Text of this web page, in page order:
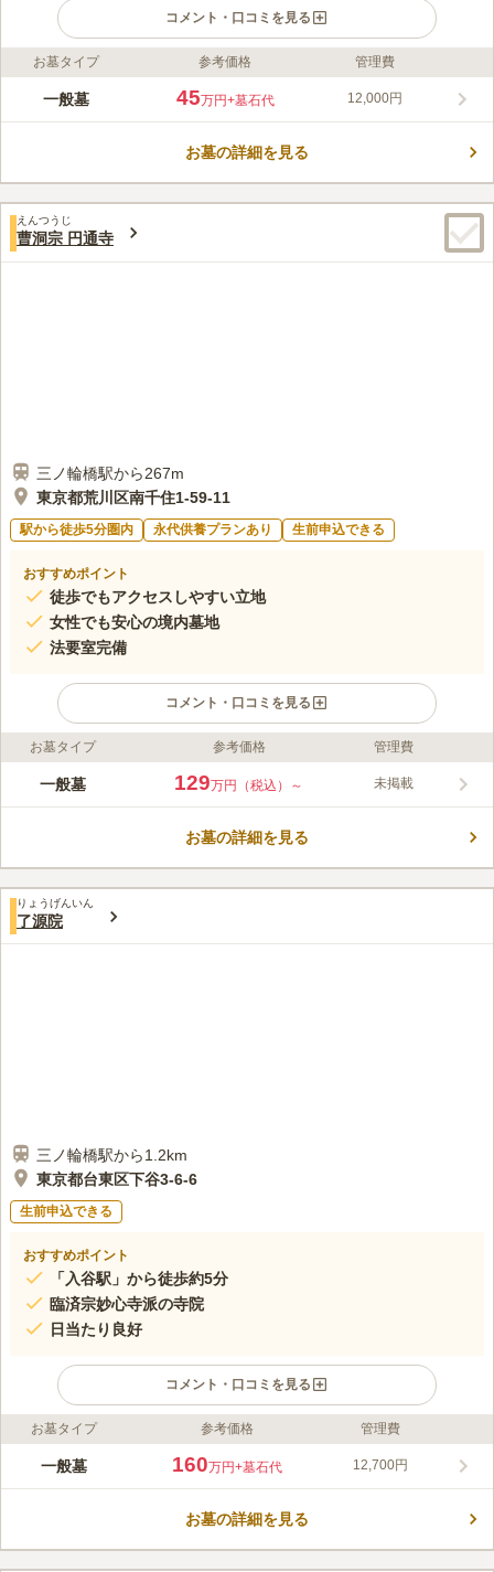
コメント・口コミを見る
ライフドット編集部のコメント
幕末の志士「吉田松陰」をはじめ、数多くの偉人を祭る、歴史あ
した。お年寄りや車いすの方でも安心してりようすることができ
口コミ評価
みんなの評価
40代女性
駅から非常に近いため、何かと便利ですし時間があれば年に何度
お墓タイプ 参考価格 管理費
一般墓 45万円+墓石代 12,000円
お墓の詳細を見る
えんつうじ
曹洞宗 円通寺
三ノ輪橋駅から267m
東京都荒川区南千住1-59-11
駅から徒歩5分圏内 永代供養プランあり 生前申込できる
おすすめポイント
徒歩でもアクセスしやすい立地
女性でも安心の境内墓地
法要室完備
コメント・口コミを見る
ライフドット編集部のコメント
旧幕府軍「彰義隊」の墓所があり、蒼い納骨壇が目印の由緒ある
やベビーカーそして車椅子の方でも安心して利用することができ
口コミ評価
この霊園はまだ誰からも評価されていません。
お墓タイプ 参考価格 管理費
一般墓 129万円（税込）～ 未掲載
お墓の詳細を見る
りょうげんいん
了源院
三ノ輪橋駅から1.2km
東京都台東区下谷3-6-6
生前申込できる
おすすめポイント
「入谷駅」から徒歩約5分
臨済宗妙心寺派の寺院
日当たり良好
コメント・口コミを見る
ライフドット編集部のコメント
了源院は、350年以上の歴史を持つ寺院です。 東京メトロ「入谷
あるものの、緑が多く植えられ、親しみ深い印象を与えます。
お墓タイプ 参考価格 管理費
一般墓 160万円+墓石代 12,700円
お墓の詳細を見る